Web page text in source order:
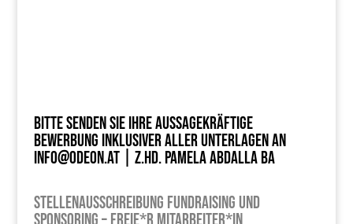
Bitte senden Sie Ihre aussagekräftige
Bewerbung inklusiver aller Unterlagen an
info@odeon.at | z.Hd. Pamela Abdalla BA
Stellenausschreibung Fundraising und